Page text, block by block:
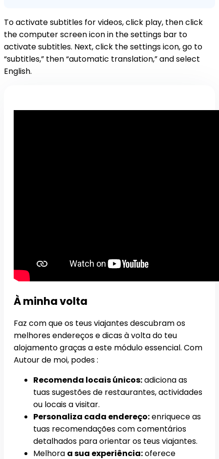
To activate subtitles for videos, click play, then click
the computer screen icon in the settings bar to
activate subtitles. Next, click the settings icon, go to
“subtitles,” then “automatic translation,” and select
English.
À minha volta
Faz com que os teus viajantes descubram os
melhores endereços e dicas à volta do teu
alojamento graças a este módulo essencial. Com
Autour de moi, podes :
Recomenda locais únicos:adiciona as
tuas sugestões de restaurantes, actividades
ou locais a visitar.
Personaliza cada endereço:enriquece as
tuas recomendações com comentários
detalhados para orientar os teus viajantes.
Melhora a sua experiência:oferece